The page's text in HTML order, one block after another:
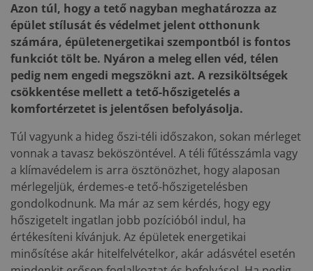
Azon túl, hogy a tető nagyban meghatározza az
épület stílusát és védelmet jelent otthonunk
számára, épületenergetikai szempontból is fontos
funkciót tölt be. Nyáron a meleg ellen véd, télen
pedig nem engedi megszökni azt. A rezsiköltségek
csökkentése mellett a tető-hőszigetelés a
komfortérzetet is jelentősen befolyásolja.
Túl vagyunk a hideg őszi-téli időszakon, sokan mérleget
vonnak a tavasz beköszöntével. A téli fűtésszámla vagy
a klímavédelem is arra ösztönözhet, hogy alaposan
mérlegeljük, érdemes-e tető-hőszigetelésben
gondolkodnunk. Ma már az sem kérdés, hogy egy
hőszigetelt ingatlan jobb pozícióból indul, ha
értékesíteni kívánjuk. Az épületek energetikai
minősítése akár hitelfelvételkor, akár adásvétel esetén